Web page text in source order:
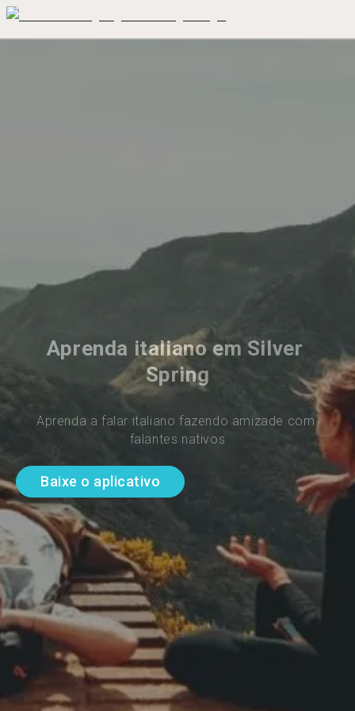
Aprenda italiano em Silver
Spring
Aprenda a falar italiano fazendo amizade com
falantes nativos
Baixe o aplicativo